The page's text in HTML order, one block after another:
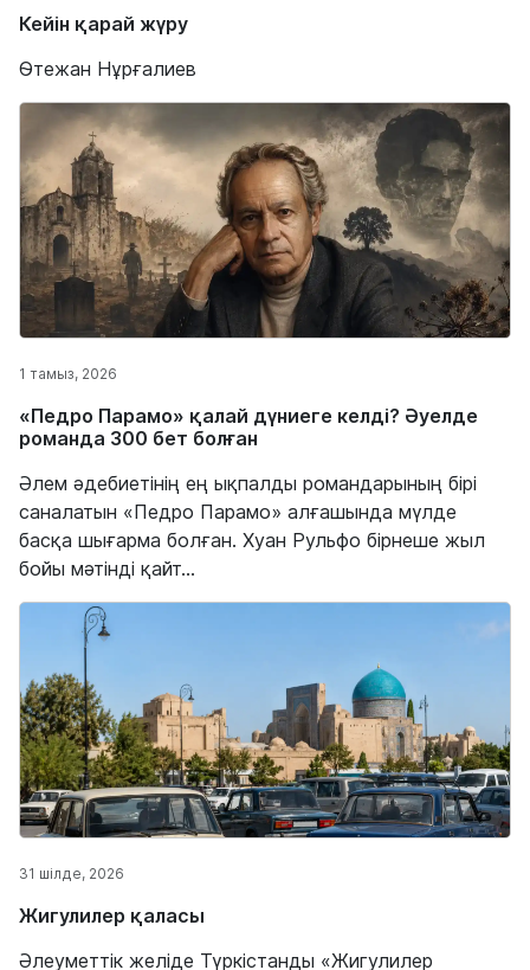
Кейін қарай жүру
Өтежан Нұрғалиев
1 тамыз, 2026
«Педро Парамо» қалай дүниеге келді? Әуелде
романда 300 бет болған
Әлем әдебиетінің ең ықпалды романдарының бірі
саналатын «Педро Парамо» алғашында мүлде
басқа шығарма болған. Хуан Рульфо бірнеше жыл
бойы мәтінді қайт...
31 шілде, 2026
Жигулилер қаласы
Әлеуметтік желіде Түркістанды «Жигулилер